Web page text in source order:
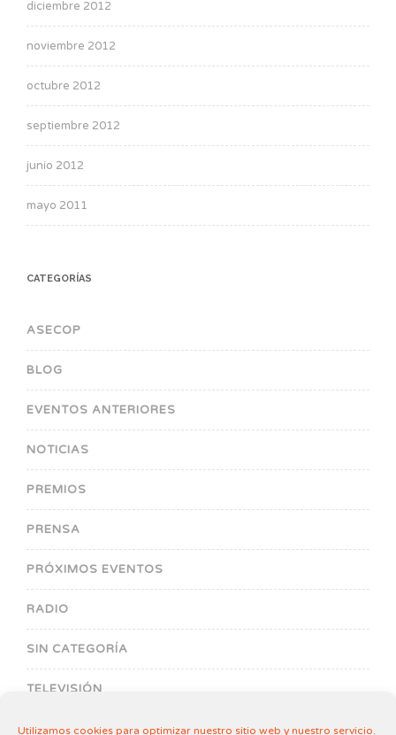
Utilizamos cookies para optimizar nuestro sitio web y nuestro servicio.
diciembre 2012
noviembre 2012
octubre 2012
septiembre 2012
junio 2012
mayo 2011
CATEGORÍAS
ASECOP
BLOG
EVENTOS ANTERIORES
NOTICIAS
PREMIOS
PRENSA
PRÓXIMOS EVENTOS
RADIO
SIN CATEGORÍA
TELEVISIÓN